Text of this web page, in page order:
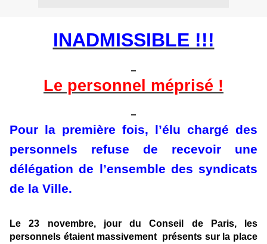
INADMISSIBLE !!!
Le personnel méprisé !
Pour la première fois, l’élu chargé des
personnels refuse de recevoir une
délégation de l’ensemble des syndicats
de la Ville.
Le 23 novembre, jour du Conseil de Paris, les
personnels étaient massivement présents sur la place